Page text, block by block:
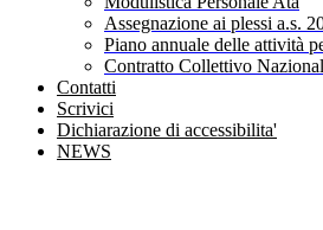
Assegnazione ai plessi a.s.
Piano annuale delle attività
Contratto Collettivo
Contatti
Scrivici
Dichiarazione di accessibilita'
NEWS